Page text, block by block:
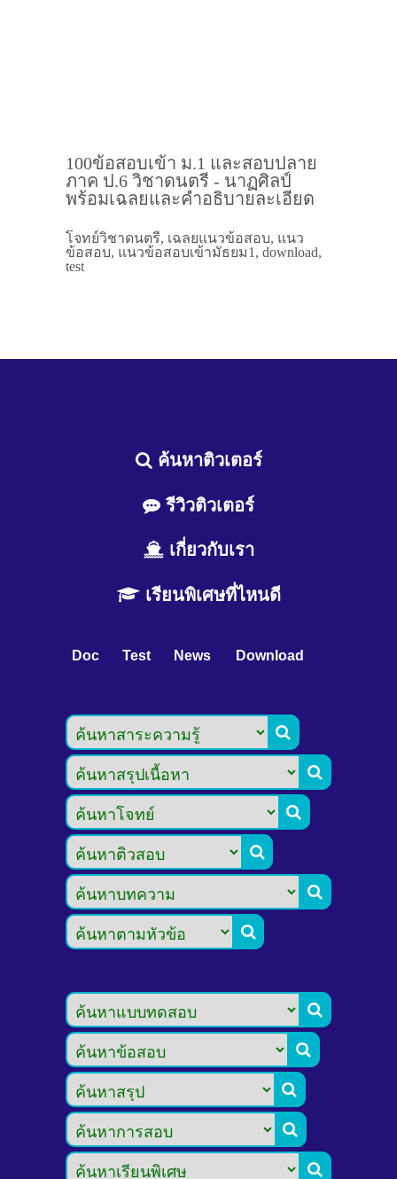
100ข้อสอบเข้า ม.1 และสอบปลาย
ภาค ป.6 วิชาดนตรี - นาฏศิลป์
พร้อมเฉลยและคำอธิบายละเอียด
โจทย์วิชาดนตรี, เฉลยแนวข้อสอบ, แนว
ข้อสอบ, แนวข้อสอบเข้ามัธยม1, download,
test
ค้นหาติวเตอร์
รีวิวติวเตอร์
เกี่ยวกับเรา
เรียนพิเศษที่ไหนดี
Doc Test News Download










